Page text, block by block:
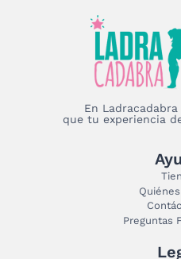
En
que tu experiencia
Preguntas